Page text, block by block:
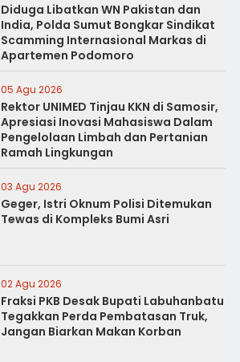
Diduga Libatkan WN Pakistan dan
India, Polda Sumut Bongkar Sindikat
Scamming Internasional Markas di
Apartemen Podomoro
05 Agu 2026
Rektor UNIMED Tinjau KKN di Samosir,
Apresiasi Inovasi Mahasiswa Dalam
Pengelolaan Limbah dan Pertanian
Ramah Lingkungan
03 Agu 2026
Geger, Istri Oknum Polisi Ditemukan
Tewas di Kompleks Bumi Asri
02 Agu 2026
Fraksi PKB Desak Bupati Labuhanbatu
Tegakkan Perda Pembatasan Truk,
Jangan Biarkan Makan Korban